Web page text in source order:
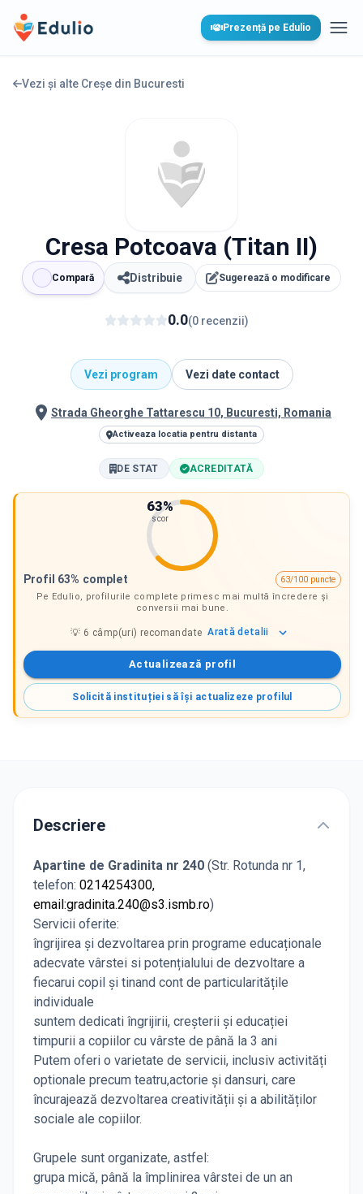
Edulio Prezență pe Edulio
Vezi și alte Creșe din Bucuresti
Cresa Potcoava (Titan II)
Compară Distribuie Sugerează o modificare
0.0(0 recenzii)
Vezi program Vezi date contact
Strada Gheorghe Tattarescu 10, Bucuresti, Romania
Activeaza locatia pentru distanta
DE STAT ACREDITATĂ
63%
scor
Profil 63% complet
63/100 puncte
Pe Edulio, profilurile complete primesc mai multă încredere și
conversii mai bune.
💡 6 câmp(uri) recomandate Arată detalii
Actualizează profil
Solicită instituției să își actualizeze profilul
Descriere
Apartine de Gradinita nr 240 (Str. Rotunda nr 1,
telefon: 0214254300,
email:gradinita.240@s3.ismb.ro)
Servicii oferite:
îngrijirea și dezvoltarea prin programe educaționale
adecvate vârstei si potențialului de dezvoltare a
fiecarui copil și tinand cont de particularitățile
individuale
suntem dedicati îngrijirii, creșterii și educației
timpurii a copiilor cu vârste de până la 3 ani
Putem oferi o varietate de servicii, inclusiv activități
optionale precum teatru,actorie și dansuri, care
încurajează dezvoltarea creativității și a abilităților
sociale ale copiilor.
Grupele sunt organizate, astfel:
grupa mică, până la împlinirea vârstei de un an